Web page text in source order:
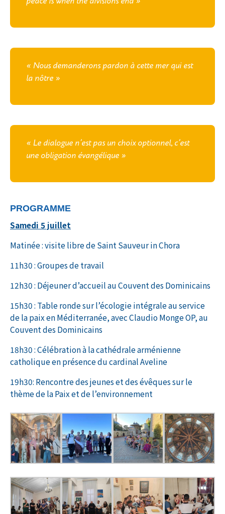
« Nous demanderons pardon à cette mer qui est
la nôtre »
« Le dialogue n’est pas un choix optionnel, c’est
une obligation évangélique »
PROGRAMME
Samedi 5 juillet
Matinée : visite libre de Saint Sauveur in Chora
11h30 : Groupes de travail
12h30 : Déjeuner d’accueil au Couvent des Dominicains
15h30 : Table ronde sur l’écologie intégrale au service
de la paix en Méditerranée, avec Claudio Monge OP, au
Couvent des Dominicains
18h30 : Célébration à la cathédrale arménienne
catholique en présence du cardinal Aveline
19h30: Rencontre des jeunes et des évêques sur le
thème de la Paix et de l’environnement